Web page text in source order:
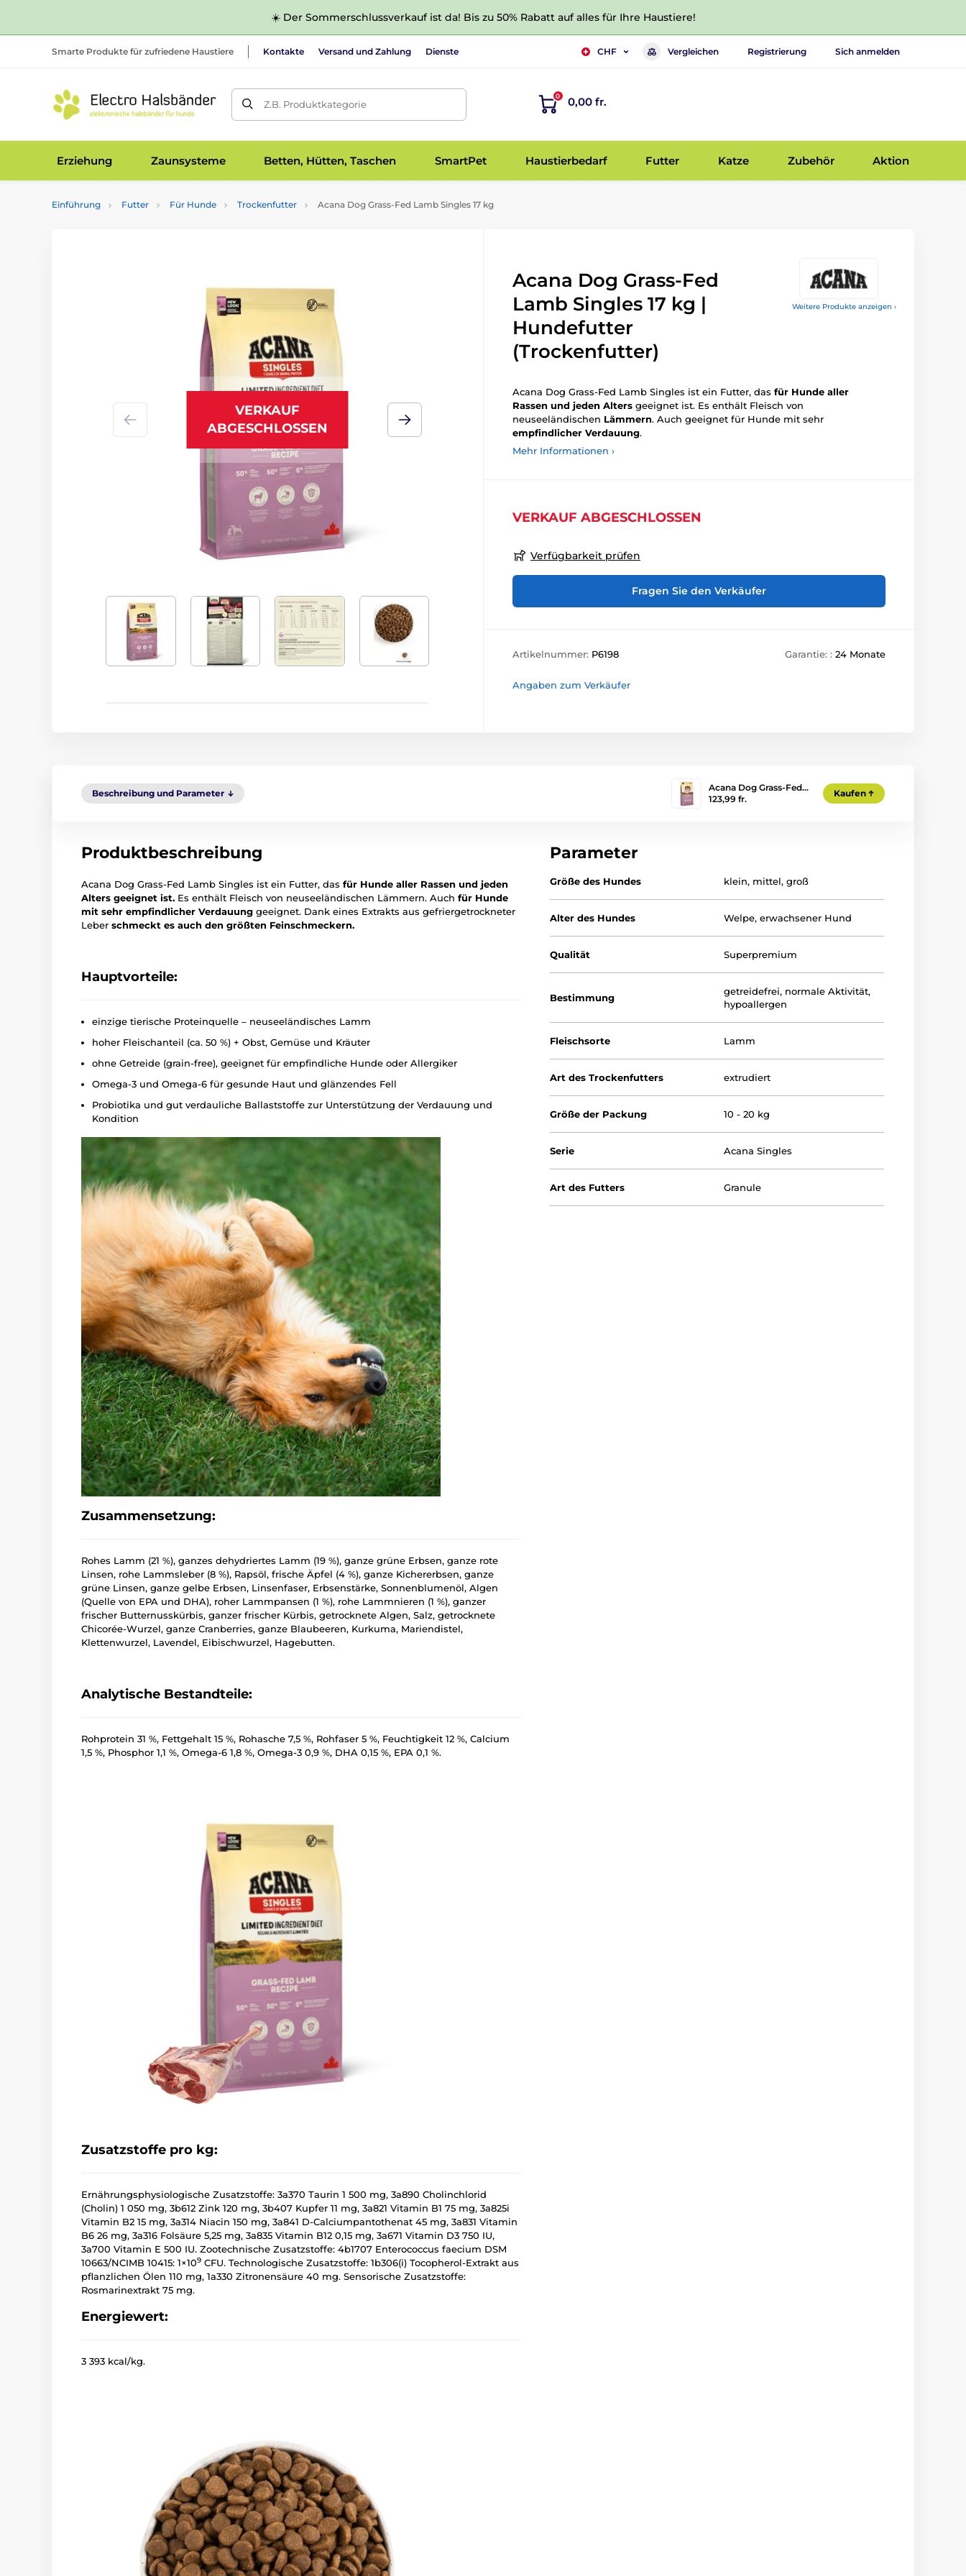
☀️ Der Sommerschlussverkauf ist da! Bis zu 50% Rabatt auf alles für Ihre Haustiere!
Smarte Produkte für zufriedene Haustiere Kontakte Versand und Zahlung Dienste CHF Vergleichen Registrierung Sich anmelden
Z.B. Produktkategorie
0 0,00 fr.
Erziehung Zaunsysteme Betten, Hütten, Taschen SmartPet Haustierbedarf Futter Katze Zubehör Aktion
Einführung Futter Für Hunde Trockenfutter Acana Dog Grass-Fed Lamb Singles 17 kg
Weitere Produkte anzeigen ›
VERKAUF
ABGESCHLOSSEN
Acana Dog Grass-Fed
Lamb Singles 17 kg |
Hundefutter
(Trockenfutter)
Acana Dog Grass-Fed Lamb Singles ist ein Futter, das für Hunde aller
Rassen und jeden Alters geeignet ist. Es enthält Fleisch von
neuseeländischen Lämmern. Auch geeignet für Hunde mit sehr
empfindlicher Verdauung.
Mehr Informationen ›
VERKAUF ABGESCHLOSSEN
Verfügbarkeit prüfen
Fragen Sie den Verkäufer
Artikelnummer: P6198 Garantie: : 24 Monate
Angaben zum Verkäufer
Beschreibung und Parameter
Acana Dog Grass-Fed…
123,99 fr.
Kaufen
Produktbeschreibung
Acana Dog Grass-Fed Lamb Singles ist ein Futter, das für Hunde aller Rassen und jeden
Alters geeignet ist. Es enthält Fleisch von neuseeländischen Lämmern. Auch für Hunde
mit sehr empfindlicher Verdauung geeignet. Dank eines Extrakts aus gefriergetrockneter
Leber schmeckt es auch den größten Feinschmeckern.
Hauptvorteile:
einzige tierische Proteinquelle – neuseeländisches Lamm
hoher Fleischanteil (ca. 50 %) + Obst, Gemüse und Kräuter
ohne Getreide (grain‑free), geeignet für empfindliche Hunde oder Allergiker
Omega‑3 und Omega‑6 für gesunde Haut und glänzendes Fell
Probiotika und gut verdauliche Ballaststoffe zur Unterstützung der Verdauung und
Kondition
Zusammensetzung:
Rohes Lamm (21 %), ganzes dehydriertes Lamm (19 %), ganze grüne Erbsen, ganze rote
Linsen, rohe Lammsleber (8 %), Rapsöl, frische Äpfel (4 %), ganze Kichererbsen, ganze
grüne Linsen, ganze gelbe Erbsen, Linsenfaser, Erbsenstärke, Sonnenblumenöl, Algen
(Quelle von EPA und DHA), roher Lammpansen (1 %), rohe Lammnieren (1 %), ganzer
frischer Butternusskürbis, ganzer frischer Kürbis, getrocknete Algen, Salz, getrocknete
Chicorée-Wurzel, ganze Cranberries, ganze Blaubeeren, Kurkuma, Mariendistel,
Klettenwurzel, Lavendel, Eibischwurzel, Hagebutten.
Analytische Bestandteile:
Rohprotein 31 %, Fettgehalt 15 %, Rohasche 7,5 %, Rohfaser 5 %, Feuchtigkeit 12 %, Calcium
1,5 %, Phosphor 1,1 %, Omega-6 1,8 %, Omega-3 0,9 %, DHA 0,15 %, EPA 0,1 %.
Zusatzstoffe pro kg:
Ernährungsphysiologische Zusatzstoffe: 3a370 Taurin 1 500 mg, 3a890 Cholinchlorid
(Cholin) 1 050 mg, 3b612 Zink 120 mg, 3b407 Kupfer 11 mg, 3a821 Vitamin B1 75 mg, 3a825i
Vitamin B2 15 mg, 3a314 Niacin 150 mg, 3a841 D-Calciumpantothenat 45 mg, 3a831 Vitamin
B6 26 mg, 3a316 Folsäure 5,25 mg, 3a835 Vitamin B12 0,15 mg, 3a671 Vitamin D3 750 IU,
3a700 Vitamin E 500 IU. Zootechnische Zusatzstoffe: 4b1707 Enterococcus faecium DSM
10663/NCIMB 10415: 1×109 CFU. Technologische Zusatzstoffe: 1b306(i) Tocopherol-Extrakt aus
pflanzlichen Ölen 110 mg, 1a330 Zitronensäure 40 mg. Sensorische Zusatzstoffe:
Rosmarinextrakt 75 mg.
Energiewert:
3 393 kcal/kg.
Parameter
Größe des Hundes klein, mittel,groß
Alter des Hundes Welpe,erwachsener Hund
Qualität Superpremium
Bestimmung
getreidefrei, normale Aktivität,
hypoallergen
Fleischsorte Lamm
Art des Trockenfutters extrudiert
Größe der Packung 10 - 20 kg
Serie Acana Singles
Art des Futters Granule